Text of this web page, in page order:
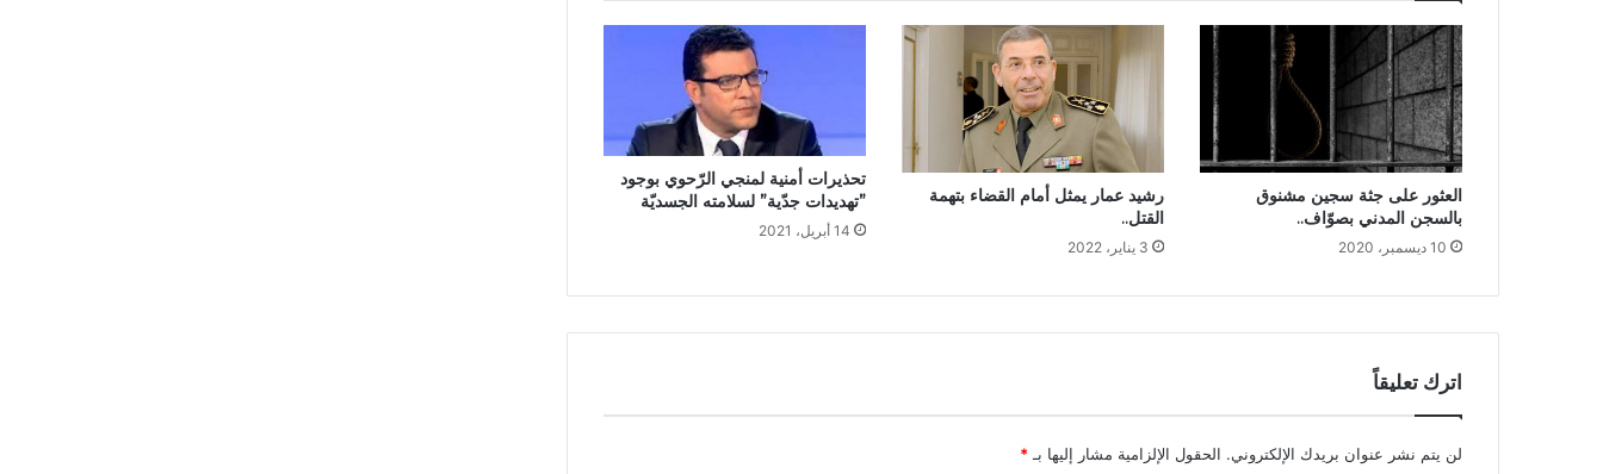
العثور على جثة سجين مشنوق
بالسجن المدني بصوّاف..
10 ديسمبر، 2020
رشيد عمار يمثل أمام القضاء بتهمة
القتل..
3 يناير، 2022
تحذيرات أمنية لمنجي الرّحوي بوجود
”تهديدات جدّية” لسلامته الجسديّة
14 أبريل، 2021
اترك تعليقاً
لن يتم نشر عنوان بريدك الإلكتروني. الحقول الإلزامية مشار إليها بـ *